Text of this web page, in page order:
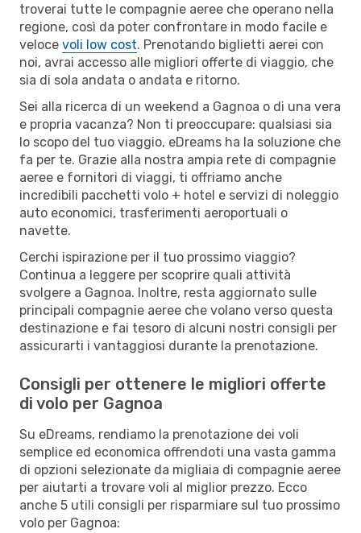
troverai tutte le compagnie aeree che operano nella
regione, così da poter confrontare in modo facile e
veloce voli low cost. Prenotando biglietti aerei con
noi, avrai accesso alle migliori offerte di viaggio, che
sia di sola andata o andata e ritorno.
Sei alla ricerca di un weekend a Gagnoa o di una vera
e propria vacanza? Non ti preoccupare: qualsiasi sia
lo scopo del tuo viaggio, eDreams ha la soluzione che
fa per te. Grazie alla nostra ampia rete di compagnie
aeree e fornitori di viaggi, ti offriamo anche
incredibili pacchetti volo + hotel e servizi di noleggio
auto economici, trasferimenti aeroportuali o
navette.
Cerchi ispirazione per il tuo prossimo viaggio?
Continua a leggere per scoprire quali attività
svolgere a Gagnoa. Inoltre, resta aggiornato sulle
principali compagnie aeree che volano verso questa
destinazione e fai tesoro di alcuni nostri consigli per
assicurarti i vantaggiosi durante la prenotazione.
Consigli per ottenere le migliori offerte
di volo per Gagnoa
Su eDreams, rendiamo la prenotazione dei voli
semplice ed economica offrendoti una vasta gamma
di opzioni selezionate da migliaia di compagnie aeree
per aiutarti a trovare voli al miglior prezzo. Ecco
anche 5 utili consigli per risparmiare sul tuo prossimo
volo per Gagnoa: